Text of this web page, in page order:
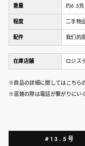
重量 约6.5克
程度 二手物
配件 我们的
在庫店舗 ロジス
※商品の詳細に関してはこちら
※混雑の際は電話が繋がりにい
#13.5号